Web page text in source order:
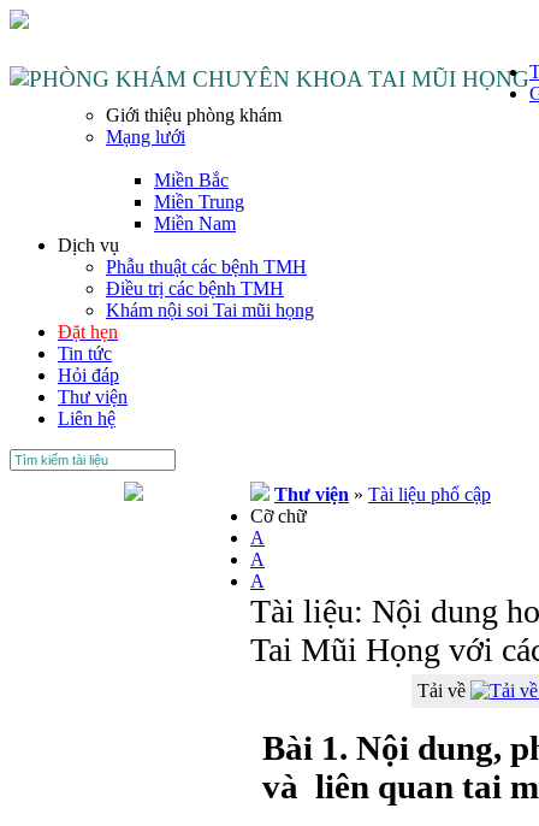
Giới thiệu phòng khám
Mạng lưới
Miền Bắc
Miền Trung
Miền Nam
Dịch vụ
Phẫu thuật các bệnh TMH
Điều trị các bệnh TMH
Khám nội soi Tai mũi họng
Đặt hẹn
Tin tức
Hỏi đáp
Thư viện
Liên hệ
Thư viện » Tài liệu phổ cập
Cỡ chữ
A
A
A
Tài liệu: Nội dung
Tai Mũi Họng với
Tải về
Bài 1. Nội dung,
và liên quan tai